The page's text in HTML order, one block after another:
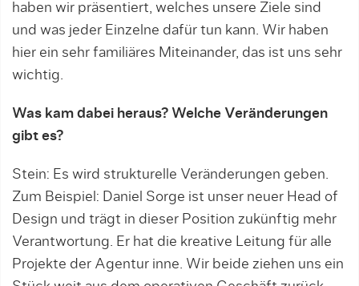
haben wir präsentiert, welches unsere Ziele sind
und was jeder Einzelne dafür tun kann. Wir haben
hier ein sehr familiäres Miteinander, das ist uns sehr
wichtig.
Was kam dabei heraus? Welche Veränderungen
gibt es?
Stein: Es wird strukturelle Veränderungen geben.
Zum Beispiel: Daniel Sorge ist unser neuer Head of
Design und trägt in dieser Position zukünftig mehr
Verantwortung. Er hat die kreative Leitung für alle
Projekte der Agentur inne. Wir beide ziehen uns ein